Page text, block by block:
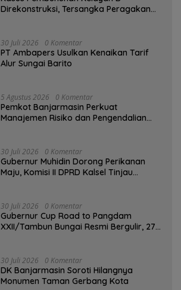
Direkonstruksi, Tersangka Peragakan
30 Juli 2026 0 Komentar
PT Ambapers Usulkan Kenaikan Tarif
Alur Sungai Barito
5 Agustus 2026 0 Komentar
Pemkot Banjarmasin Perkuat
Manajemen Risiko dan Pengendalian
30 Juli 2026 0 Komentar
Gubernur Muhidin Dorong Perikanan
Maju, Komisi II DPRD Kalsel Tinjau
30 Juli 2026 0 Komentar
Gubernur Cup Road to Pangdam
XXII/Tambun Bungai Resmi Bergulir, 27
30 Juli 2026 0 Komentar
DK Banjarmasin Soroti Hilangnya
Monumen Taman Gerbang Kota